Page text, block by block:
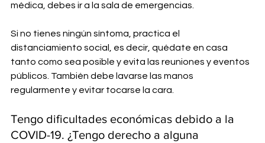
médica, debes ir a la sala de emergencias.
Si no tienes ningún síntoma, practica el
distanciamiento social, es decir, quédate en casa
tanto como sea posible y evita las reuniones y eventos
públicos. También debe lavarse las manos
regularmente y evitar tocarse la cara.
Tengo dificultades económicas debido a la
COVID-19. ¿Tengo derecho a alguna